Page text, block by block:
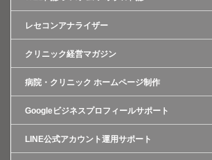
レセコンアナライザー
クリニック経営マガジン
病院・クリニック ホームページ制作
Googleビジネスプロフィールサポート
LINE公式アカウント運用サポート